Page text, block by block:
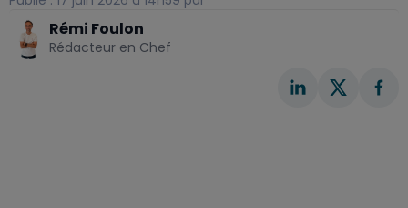
Rémi Foulon
Rédacteur en Chef